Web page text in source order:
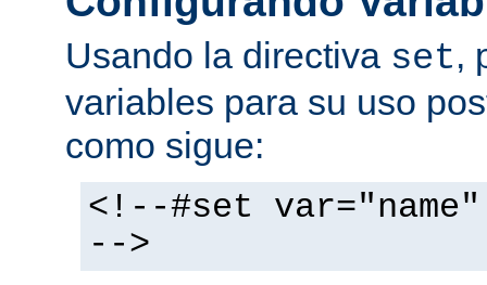
Usando la directiva set,
variables para su uso
como sigue:
<!--#set
-->